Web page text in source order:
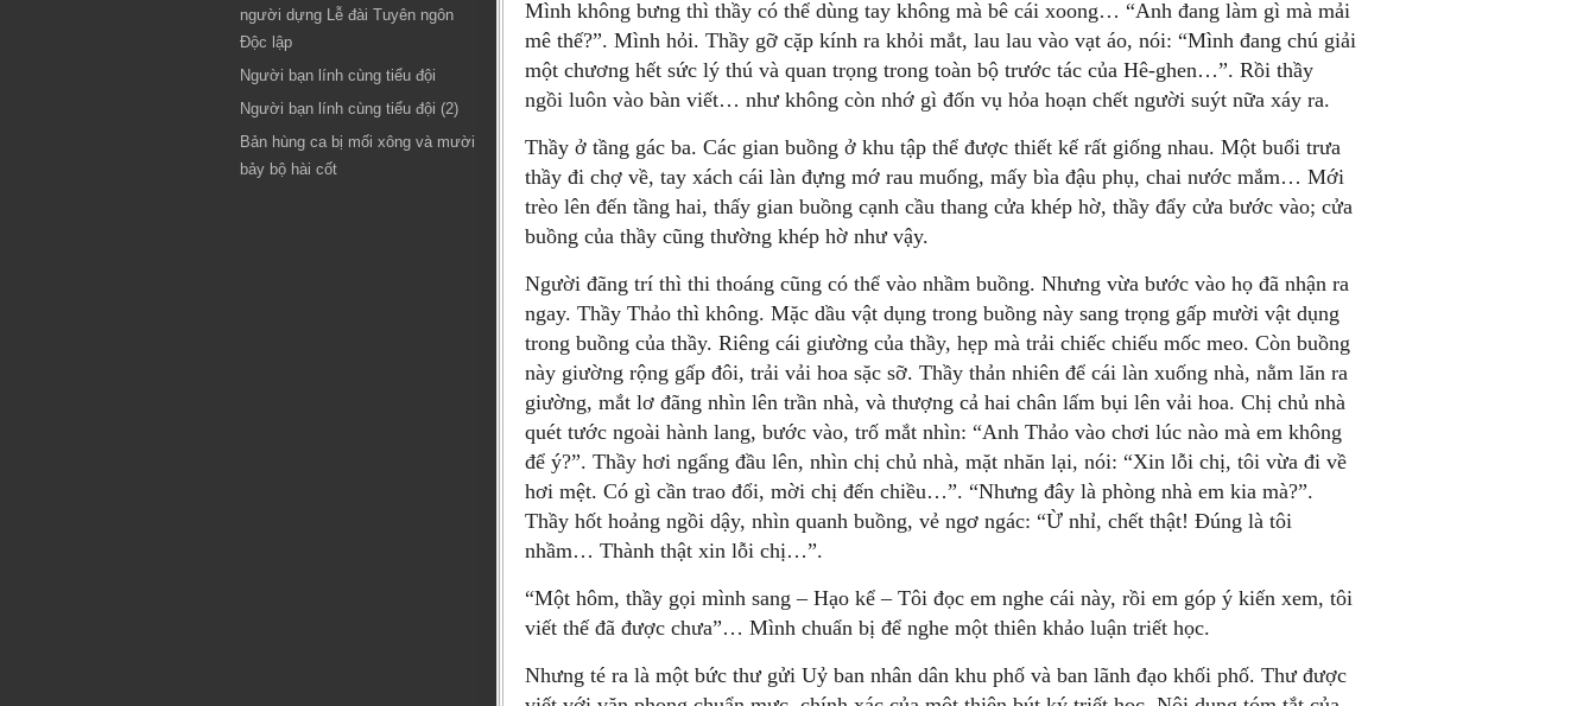
Mình không bưng thì thầy có thể dùng tay không mà bê cái xoong… “Anh đang làm gì mà mải
mê thế?”. Mình hỏi. Thầy gỡ cặp kính ra khỏi mắt, lau lau vào vạt áo, nói: “Mình đang chú giải
một chương hết sức lý thú và quan trọng trong toàn bộ trước tác của Hê-ghen…”. Rồi thầy
ngồi luôn vào bàn viết… như không còn nhớ gì đốn vụ hỏa hoạn chết người suýt nữa xáy ra.
Thầy ở tầng gác ba. Các gian buồng ở khu tập thể được thiết kế rất giống nhau. Một buổi trưa
thầy đi chợ về, tay xách cái làn đựng mớ rau muống, mấy bìa đậu phụ, chai nước mắm… Mới
trèo lên đến tầng hai, thấy gian buồng cạnh cầu thang cửa khép hờ, thầy đẩy cửa bước vào; cửa
buồng của thầy cũng thường khép hờ như vậy.
Người đãng trí thì thi thoáng cũng có thể vào nhầm buồng. Nhưng vừa bước vào họ đã nhận ra
ngay. Thầy Thảo thì không. Mặc dầu vật dụng trong buồng này sang trọng gấp mười vật dụng
trong buồng của thầy. Riêng cái giường của thầy, hẹp mà trải chiếc chiếu mốc meo. Còn buồng
này giường rộng gấp đôi, trải vải hoa sặc sỡ. Thầy thản nhiên để cái làn xuống nhà, nằm lăn ra
giường, mắt lơ đãng nhìn lên trần nhà, và thượng cả hai chân lấm bụi lên vải hoa. Chị chủ nhà
quét tước ngoài hành lang, bước vào, trố mắt nhìn: “Anh Thảo vào chơi lúc nào mà em không
để ý?”. Thầy hơi ngẩng đầu lên, nhìn chị chủ nhà, mặt nhăn lại, nói: “Xin lỗi chị, tôi vừa đi về
hơi mệt. Có gì cần trao đổi, mời chị đến chiều…”. “Nhưng đây là phòng nhà em kia mà?”.
Thầy hốt hoảng ngồi dậy, nhìn quanh buồng, vẻ ngơ ngác: “Ừ nhỉ, chết thật! Đúng là tôi
nhầm… Thành thật xin lỗi chị…”.
“Một hôm, thầy gọi mình sang – Hạo kể – Tôi đọc em nghe cái này, rồi em góp ý kiến xem, tôi
viết thế đã được chưa”… Mình chuẩn bị để nghe một thiên khảo luận triết học.
Nhưng té ra là một bức thư gửi Uỷ ban nhân dân khu phố và ban lãnh đạo khối phố. Thư được
người dựng Lễ đài Tuyên ngôn
Độc lập
Người bạn lính cùng tiểu đội
Người bạn lính cùng tiểu đội (2)
Bản hùng ca bị mối xông và mười
bảy bộ hài cốt